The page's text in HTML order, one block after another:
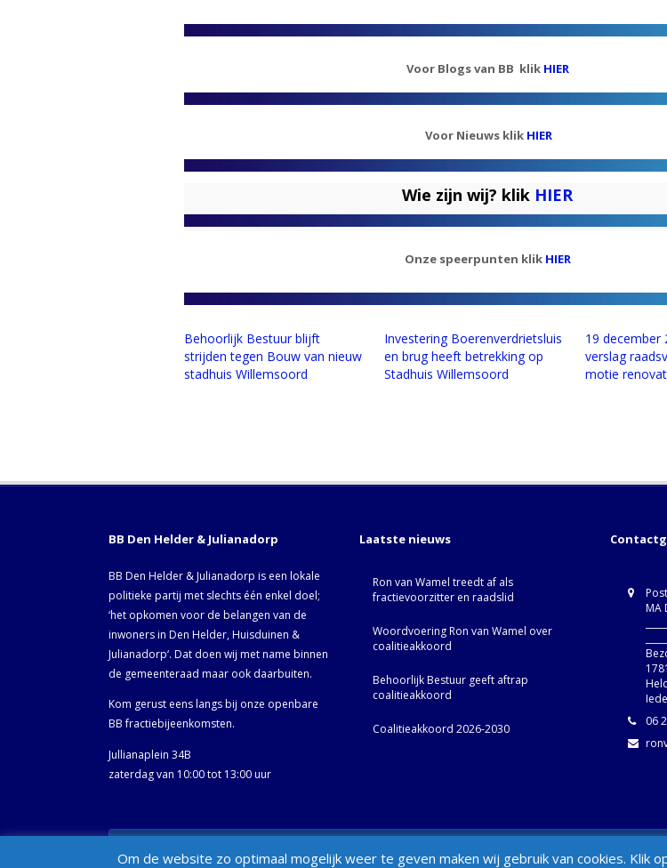
Voor Blogs van BB klik HIER
Voor Nieuws klik HIER
Wie zijn wij? klik HIER
Onze speerpunten klik HIER
Behoorlijk Bestuur blijft
strijden tegen Bouw van nieuw
stadhuis Willemsoord
Investering Boerenverdrietsluis
en brug heeft betrekking op
Stadhuis Willemsoord
19 december
verslag
motie
BB Den Helder & Julianadorp
BB Den Helder & Julianadorp is een lokale
politieke partij met slechts één enkel doel;
‘het opkomen voor de belangen van de
inwoners in Den Helder, Huisduinen &
Julianadorp‘. Dat doen wij met name binnen
de gemeenteraad maar ook daarbuiten.
Kom gerust eens langs bij onze openbare
BB fractiebijeenkomsten.
Jullianaplein 34B
zaterdag van 10:00 tot 13:00 uur
Laatste nieuws
Ron van Wamel treedt af als
fractievoorzitter en raadslid
Woordvoering Ron van Wamel over
coalitieakkoord
Behoorlijk Bestuur geeft aftrap
coalitieakkoord
Coalitieakkoord 2026-2030
MA
06
© BB Den Helder & Julianadorp 2002- 2025 -Privacybeleid Set
Om de website zo optimaal mogelijk weer te geven maken wij gebruik van cookies. Klik